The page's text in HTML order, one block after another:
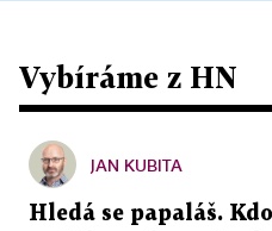
Vybíráme z HN
JAN KUBITA
Hledá se papaláš.